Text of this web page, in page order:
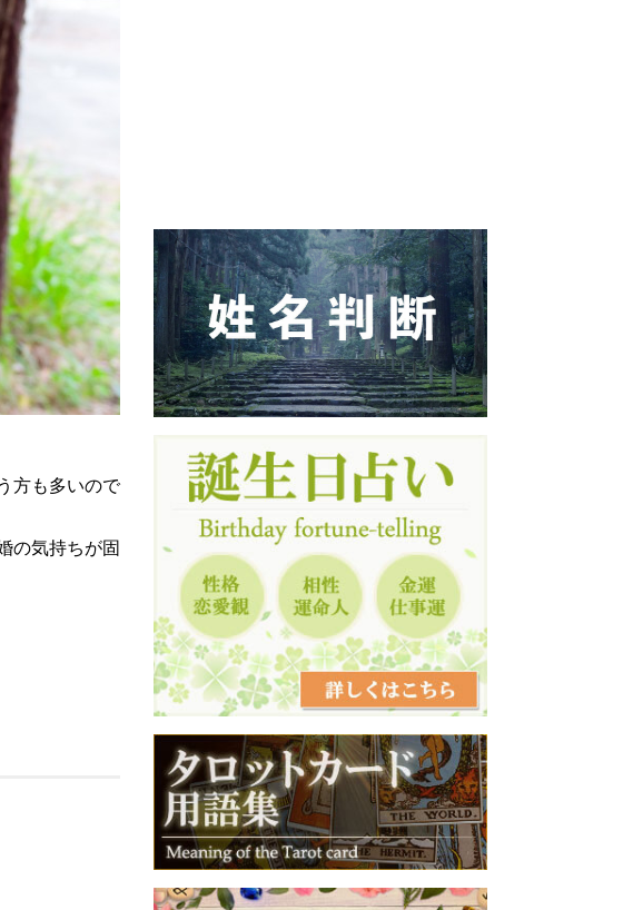
方も多いので
の気持ちが固